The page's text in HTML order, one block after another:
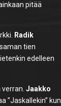
pitää
Radik
tien
edelleen
verran.Jaakko
”Jaskallekin” kun